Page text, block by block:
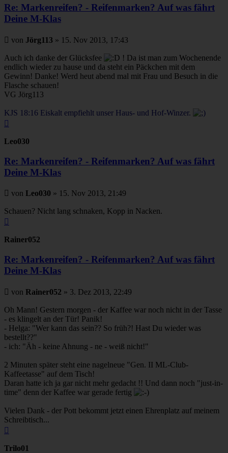
Re: Markenreifen? - Reifenmarken? Auf was fährt
Deine M-Klas
Beitrag
von Jörg113 » 15. Nov 2013, 17:43
Auch ich danke der Glücksfee
! Da ist man zum Wochenende
endlich wieder zu hause und da steht ein Päckchen mit dem
Gewinn! Danke! Werd heut abend mal mit Frau und Besuch in die
Flasche schauen!
VG Jörg113
KJS 18:16 Eiskalt empfiehlt unser Haus- und Hof-Winzer.
Leo030
Re: Markenreifen? - Reifenmarken? Auf was fährt
Deine M-Klas
Beitrag
von Leo030 » 15. Nov 2013, 21:49
Schauen? Nicht lang schnaken, Kopp in Nacken.
Rainer052
Re: Markenreifen? - Reifenmarken? Auf was fährt
Deine M-Klas
Beitrag
von Rainer052 » 3. Dez 2013, 22:49
Oh Mann! Gestern morgen - der Kaffee war noch nicht in der Tasse
- es klingelt an der Tür! Panik!
- Helga: "Wer kann das sein?? So früh?! Hast Du wieder was
bestellt??"
- ich: "Äh - keine Ahnung - ne - weiß nicht!"
2 Minuten später steht eine nagelneue "Gen. II ML-Club-
Kaffeetasse" auf dem Tisch!
Daran hatte ich ja gar nicht mehr gedacht !! Und dann noch "just-in-
time" denn der Kaffee war gerade fertig
Vielen Dank - der Pott bekommt jetzt einen Ehrenplatz auf meinem
Schreibtisch...
Trilo01